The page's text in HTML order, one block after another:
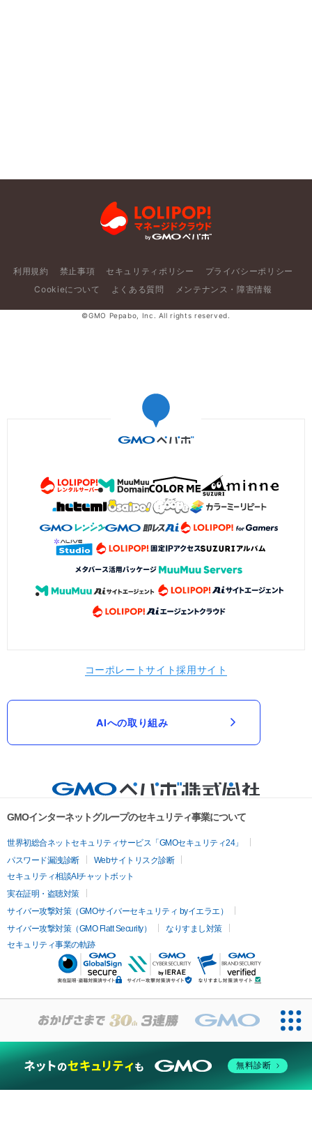
利用規約 禁止事項 セキュリティポリシー
プライバシーポリシー
Cookieについて
よくある質問 メンテナンス・障害情報
©GMO Pepabo, Inc. All rights reserved.
コーポレートサイト採用サイト
AIへの取り組み
GMOインターネットグループのセキュリティ事業について
世界初総合ネットセキュリティサービス「GMOセキュリティ24」
パスワード漏洩診断
Webサイトリスク診断
セキュリティ相談AIチャットボット
実在証明・盗聴対策
サイバー攻撃対策（GMOサイバーセキュリティ byイエラエ）
サイバー攻撃対策（GMO Flatt Security）
なりすまし対策
セキュリティ事業の軌跡
無料診断